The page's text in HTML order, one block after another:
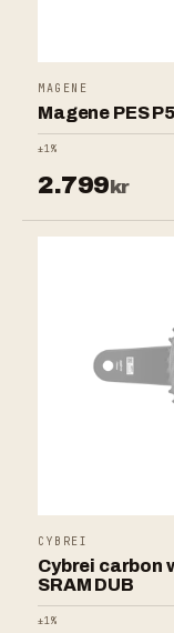
MAGENE
Magene PES
±1%
2.799kr
CYBREI
Cybrei carbon
SRAM DUB
±1%